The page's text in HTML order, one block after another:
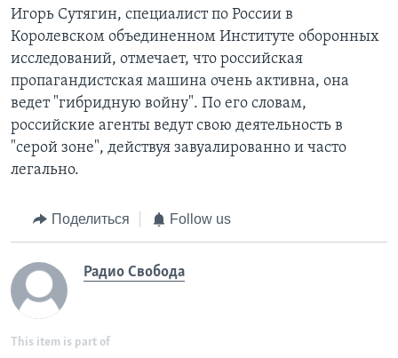
Игорь Сутягин, специалист по России в
Королевском объединенном Институте оборонных
исследований, отмечает, что российская
пропагандистская машина очень активна, она
ведет "гибридную войну". По его словам,
российские агенты ведут свою деятельность в
"серой зоне", действуя завуалированно и часто
легально.
Поделиться Follow us
Радио Свобода
This item is part of